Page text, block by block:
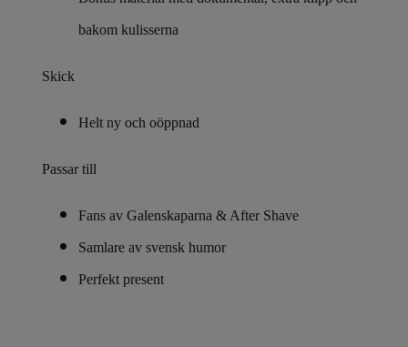
bakom kulisserna
Skick
Helt ny och oöppnad
Passar till
Fans av Galenskaparna & After Shave
Samlare av svensk humor
Perfekt present